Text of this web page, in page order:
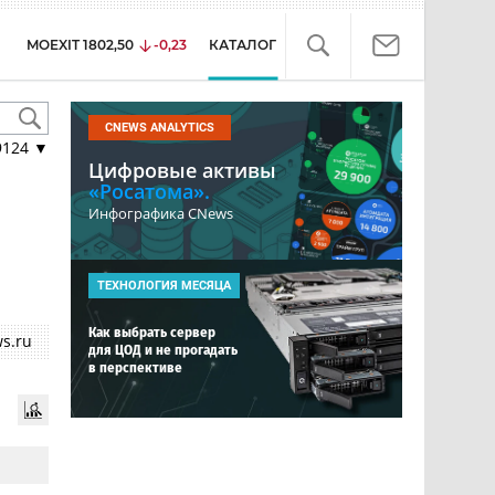
MOEXIT 1802,50 -0,23 КАТАЛОГ
▼
CNEWS ANALYTICS
Цифровые активы
«Росатома».
Инфографика CNews
ТЕХНОЛОГИЯ МЕСЯЦА
Как выбрать сервер
для ЦОД и не прогадать
в перспективе